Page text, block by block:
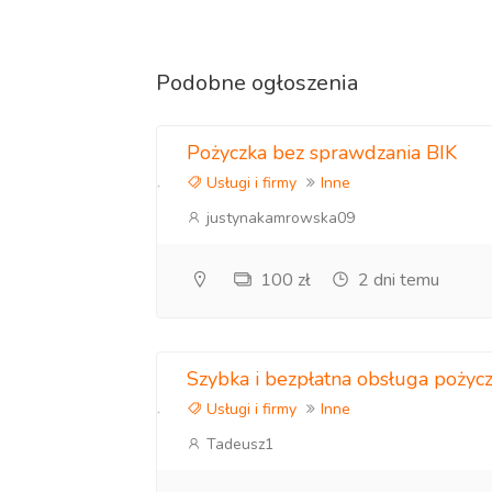
- Zakwaterowanie pracowników
- Naliczanie i wypłata wynagrodzeń
- Odprowadzanie podatków do ZUS, US,
- Monitoring przepisów prawa,
Wariant 3 - bezpośrednia rekrutacja
- Rekrutacja i selekcja kandydatów z Ukrainy
Podobne ogłoszenia
Pożyczka bez sprawdzania BIK
Usługi i firmy
Inne
justynakamrowska09
100 zł 2 dni temu
Szybka i bezpłatna obsługa
Usługi i firmy
Inne
Tadeusz1